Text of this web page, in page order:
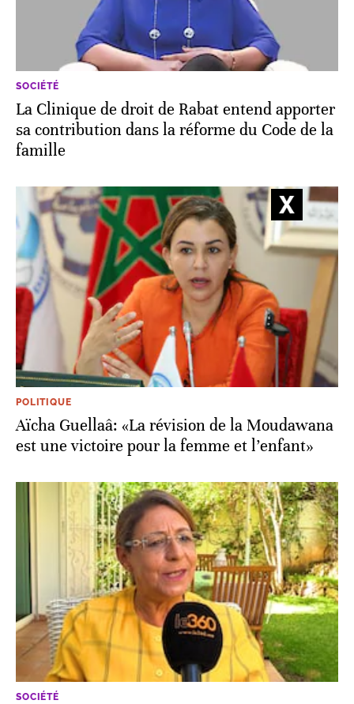
SOCIÉTÉ
La Clinique de droit de Rabat entend apporter
sa contribution dans la réforme du Code de la
famille
POLITIQUE
Aïcha Guellaâ: «La révision de la Moudawana
est une victoire pour la femme et l’enfant»
SOCIÉTÉ